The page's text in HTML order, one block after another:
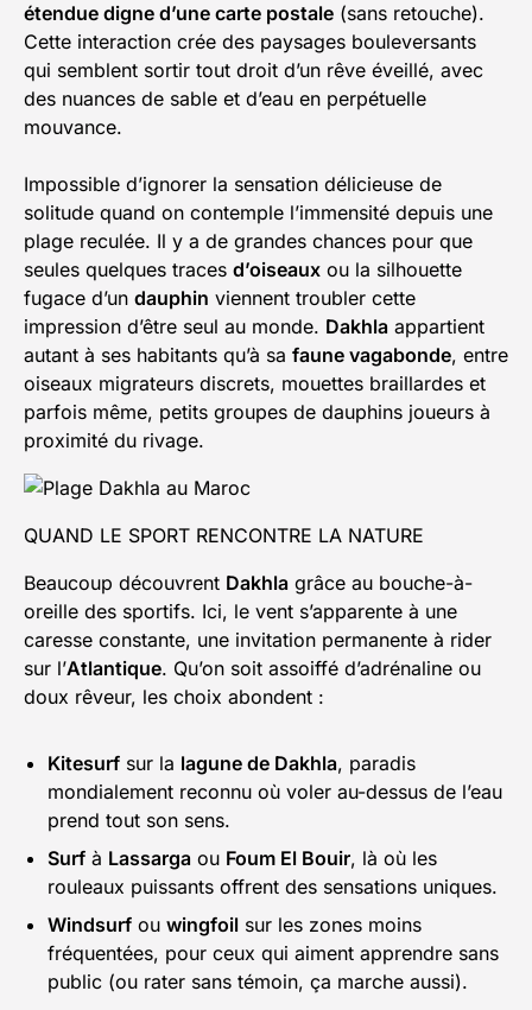
étendue digne d’une carte postale (sans retouche).
Cette interaction crée des paysages bouleversants
qui semblent sortir tout droit d’un rêve éveillé, avec
des nuances de sable et d’eau en perpétuelle
mouvance.
Impossible d’ignorer la sensation délicieuse de
solitude quand on contemple l’immensité depuis une
plage reculée. Il y a de grandes chances pour que
seules quelques traces d’oiseaux ou la silhouette
fugace d’un dauphin viennent troubler cette
impression d’être seul au monde. Dakhla appartient
autant à ses habitants qu’à sa faune vagabonde, entre
oiseaux migrateurs discrets, mouettes braillardes et
parfois même, petits groupes de dauphins joueurs à
proximité du rivage.
QUAND LE SPORT RENCONTRE LA NATURE
Beaucoup découvrent Dakhla grâce au bouche-à-
oreille des sportifs. Ici, le vent s’apparente à une
caresse constante, une invitation permanente à rider
sur l’Atlantique. Qu’on soit assoiffé d’adrénaline ou
doux rêveur, les choix abondent :
Kitesurf sur la lagune de Dakhla, paradis
mondialement reconnu où voler au-dessus de l’eau
prend tout son sens.
Surf à Lassarga ou Foum El Bouir, là où les
rouleaux puissants offrent des sensations uniques.
Windsurf ou wingfoil sur les zones moins
fréquentées, pour ceux qui aiment apprendre sans
public (ou rater sans témoin, ça marche aussi).